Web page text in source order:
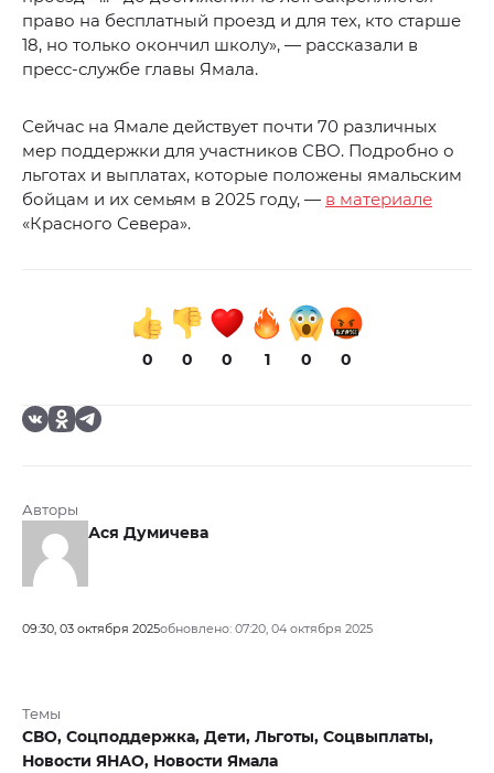
право на бесплатный проезд и для тех, кто старше
18, но только окончил школу», — рассказали в
пресс-службе главы Ямала.
Сейчас на Ямале действует почти 70 различных
мер поддержки для участников СВО. Подробно о
льготах и выплатах, которые положены ямальским
бойцам и их семьям в 2025 году, — в материале
«Красного Севера».
0 0 0 1 0 0
Авторы
Ася Думичева
09:30, 03 октября 2025обновлено: 07:20, 04 октября 2025
Темы
СВО, Соцподдержка, Дети, Льготы, Соцвыплаты,
Новости ЯНАО, Новости Ямала